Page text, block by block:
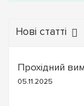
Ступінь
Ширина, мм
виробляються з
Матеріал має
нормам пожежної
Нові статті
Прохідний
05.11.2025